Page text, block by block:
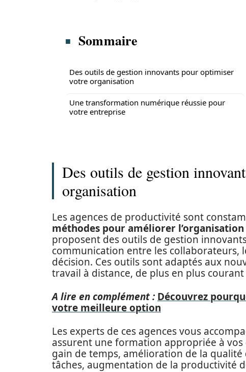
Sommaire
Des outils de gestion innovants pour optimiser
votre organisation
Une transformation numérique réussie pour
votre entreprise
Des outils de gestion
organisation
Les agences de productivité sont
méthodes pour améliorer l’organisation
proposent des outils de gestion
communication entre les collaborateurs,
décision. Ces outils sont adaptés aux
travail à distance, de plus en plus
A lire en complément : Découvrez
votre meilleure option
Les experts de ces agences vous
assurent une formation appropriée à
gain de temps, amélioration de la
tâches, augmentation de la productivité